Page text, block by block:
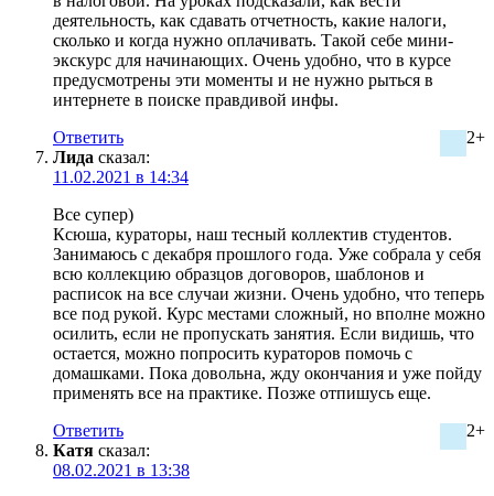
деятельность, как сдавать отчетность, какие налоги,
сколько и когда нужно оплачивать. Такой себе мини-
экскурс для начинающих. Очень удобно, что в курсе
предусмотрены эти моменты и не нужно рыться в
интернете в поиске правдивой инфы.
2+
Ответить
Лида сказал:
11.02.2021 в 14:34
Все супер)
Ксюша, кураторы, наш тесный коллектив студентов.
Занимаюсь с декабря прошлого года. Уже собрала у себя
всю коллекцию образцов договоров, шаблонов и
расписок на все случаи жизни. Очень удобно, что теперь
все под рукой. Курс местами сложный, но вполне можно
осилить, если не пропускать занятия. Если видишь, что
остается, можно попросить кураторов помочь с
домашками. Пока довольна, жду окончания и уже пойду
применять все на практике. Позже отпишусь еще.
2+
Ответить
Катя сказал:
08.02.2021 в 13:38